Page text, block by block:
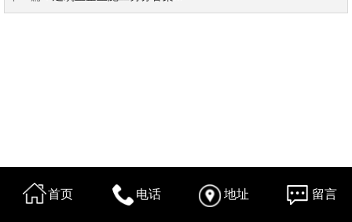
首页 电话 地址 留言